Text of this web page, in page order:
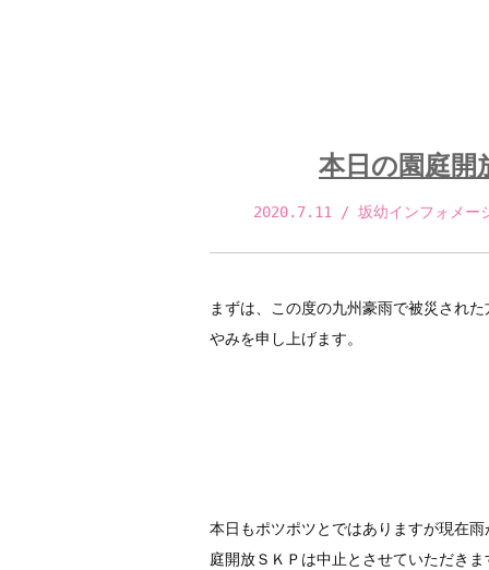
本日の園庭開
2020.7.11 / 坂幼インフォメー
まずは、この度の九州豪雨で被災され
やみを申し上げます。
本日もポツポツとではありますが現在
庭開放ＳＫＰは中止とさせていただき